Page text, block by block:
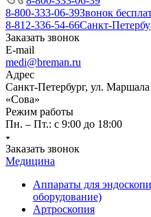
8-800-333-06-39Звонок
8-812-336-54-66Санкт-
Заказать звонок
E-mail
medi@breman.ru
Адрес
Санкт-Петербург, ул.
«Сова»
Режим работы
Пн. – Пт.: с 9:00 до 18:00
Заказать звонок
Медицина
Аппараты для
оборудование)
Артроскопия